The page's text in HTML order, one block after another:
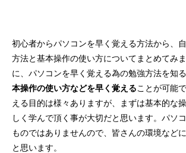
初心者からパソコンを早く覚える方法から、
方法と基本操作の使い方についてまとめてみ
に、パソコンを早く覚える為の勉強方法を知る
本操作の使い方などを早く覚えることが可能
える目的は様々ありますが、まずは基本的な
しく学んで頂く事が大切だと思います。パソ
ものではありませんので、皆さんの環境など
と思います。